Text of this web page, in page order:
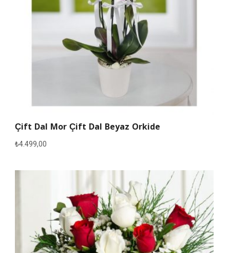
Çift Dal Mor Çift Dal Beyaz Orkide
₺4.499,00